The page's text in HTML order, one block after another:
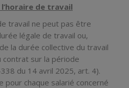
de travail
travail ne peut pas être
légale de travail ou,
la durée collective du travail
contrat sur la période
du 14 avril 2025, art. 4).
pour chaque salarié concerné